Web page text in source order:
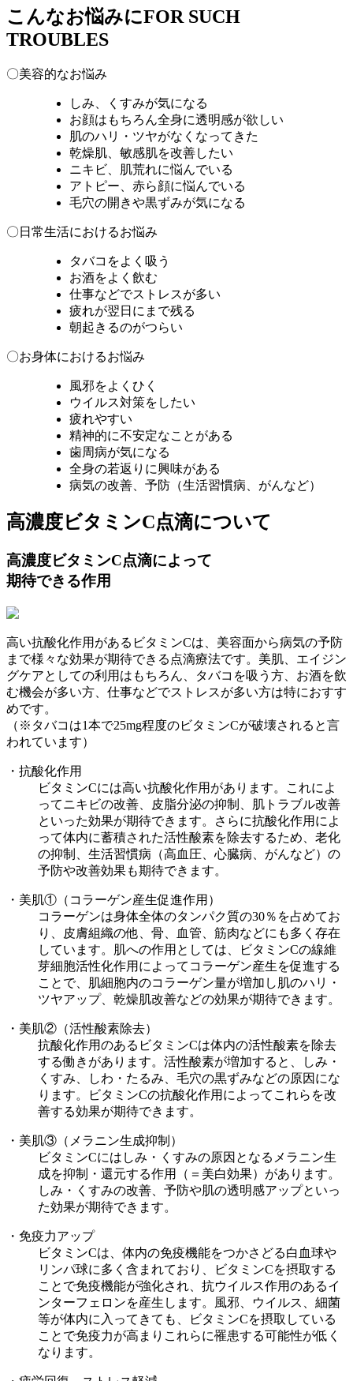
こんなお悩みにFOR SUCH
TROUBLES
〇美容的なお悩み
しみ、くすみが気になる
お顔はもちろん全身に透明感が欲しい
肌のハリ・ツヤがなくなってきた
乾燥肌、敏感肌を改善したい
ニキビ、肌荒れに悩んでいる
アトピー、赤ら顔に悩んでいる
毛穴の開きや黒ずみが気になる
〇日常生活におけるお悩み
タバコをよく吸う
お酒をよく飲む
仕事などでストレスが多い
疲れが翌日にまで残る
朝起きるのがつらい
〇お身体におけるお悩み
風邪をよくひく
ウイルス対策をしたい
疲れやすい
精神的に不安定なことがある
歯周病が気になる
全身の若返りに興味がある
病気の改善、予防（生活習慣病、がんなど）
高濃度ビタミンC点滴について
高濃度ビタミンC点滴によって
期待できる作用
高い抗酸化作用があるビタミンCは、美容面から病気の予防
まで様々な効果が期待できる点滴療法です。美肌、エイジン
グケアとしての利用はもちろん、タバコを吸う方、お酒を飲
む機会が多い方、仕事などでストレスが多い方は特におすす
めです。
（※タバコは1本で25mg程度のビタミンCが破壊されると言
われています）
・抗酸化作用
ビタミンCには高い抗酸化作用があります。これによ
ってニキビの改善、皮脂分泌の抑制、肌トラブル改善
といった効果が期待できます。さらに抗酸化作用によ
って体内に蓄積された活性酸素を除去するため、老化
の抑制、生活習慣病（高血圧、心臓病、がんなど）の
予防や改善効果も期待できます。
・美肌①（コラーゲン産生促進作用）
コラーゲンは身体全体のタンパク質の30％を占めてお
り、皮膚組織の他、骨、血管、筋肉などにも多く存在
しています。肌への作用としては、ビタミンCの線維
芽細胞活性化作用によってコラーゲン産生を促進する
ことで、肌細胞内のコラーゲン量が増加し肌のハリ・
ツヤアップ、乾燥肌改善などの効果が期待できます。
・美肌②（活性酸素除去）
抗酸化作用のあるビタミンCは体内の活性酸素を除去
する働きがあります。活性酸素が増加すると、しみ・
くすみ、しわ・たるみ、毛穴の黒ずみなどの原因にな
ります。ビタミンCの抗酸化作用によってこれらを改
善する効果が期待できます。
・美肌③（メラニン生成抑制）
ビタミンCにはしみ・くすみの原因となるメラニン生
成を抑制・還元する作用（＝美白効果）があります。
しみ・くすみの改善、予防や肌の透明感アップといっ
た効果が期待できます。
・免疫力アップ
ビタミンCは、体内の免疫機能をつかさどる白血球や
リンパ球に多く含まれており、ビタミンCを摂取する
ことで免疫機能が強化され、抗ウイルス作用のあるイ
ンターフェロンを産生します。風邪、ウイルス、細菌
等が体内に入ってきても、ビタミンCを摂取している
ことで免疫力が高まりこれらに罹患する可能性が低く
なります。